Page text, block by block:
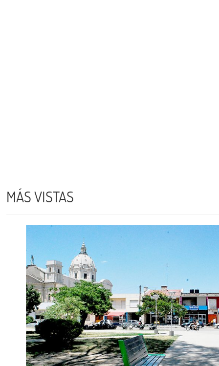
MÁS VISTAS